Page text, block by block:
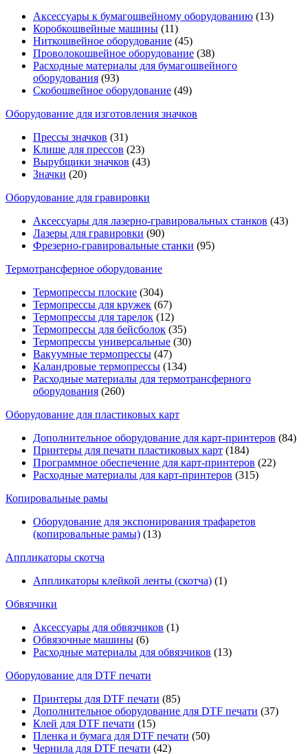
Аксессуары к бумагошвейному оборудованию (13)
Коробкошвейные машины (11)
Ниткошвейное оборудование (45)
Проволокошвейное оборудование (38)
Расходные материалы для бумагошвейного
оборудования (93)
Скобошвейное оборудование (49)
Оборудование для изготовления значков
Прессы значков (31)
Клише для прессов (23)
Вырубщики значков (43)
Значки (20)
Оборудование для гравировки
Аксессуары для лазерно-гравировальных станков (43)
Лазеры для гравировки (90)
Фрезерно-гравировальные станки (95)
Термотрансферное оборудование
Термопрессы плоские (304)
Термопрессы для кружек (67)
Термопрессы для тарелок (12)
Термопрессы для бейсболок (35)
Термопрессы универсальные (30)
Вакуумные термопрессы (47)
Каландровые термопрессы (134)
Расходные материалы для термотрансферного
оборудования (260)
Оборудование для пластиковых карт
Дополнительное оборудование для карт-принтеров (84)
Принтеры для печати пластиковых карт (184)
Программное обеспечение для карт-принтеров (22)
Расходные материалы для карт-принтеров (315)
Копировальные рамы
Оборудование для экспонирования трафаретов
(копировальные рамы) (13)
Аппликаторы скотча
Аппликаторы клейкой ленты (скотча) (1)
Обвязчики
Аксессуары для обвязчиков (1)
Обвязочные машины (6)
Расходные материалы для обвязчиков (13)
Оборудование для DTF печати
Принтеры для DTF печати (85)
Дополнительное оборудование для DTF печати (37)
Клей для DTF печати (15)
Пленка и бумага для DTF печати (50)
Чернила для DTF печати (42)